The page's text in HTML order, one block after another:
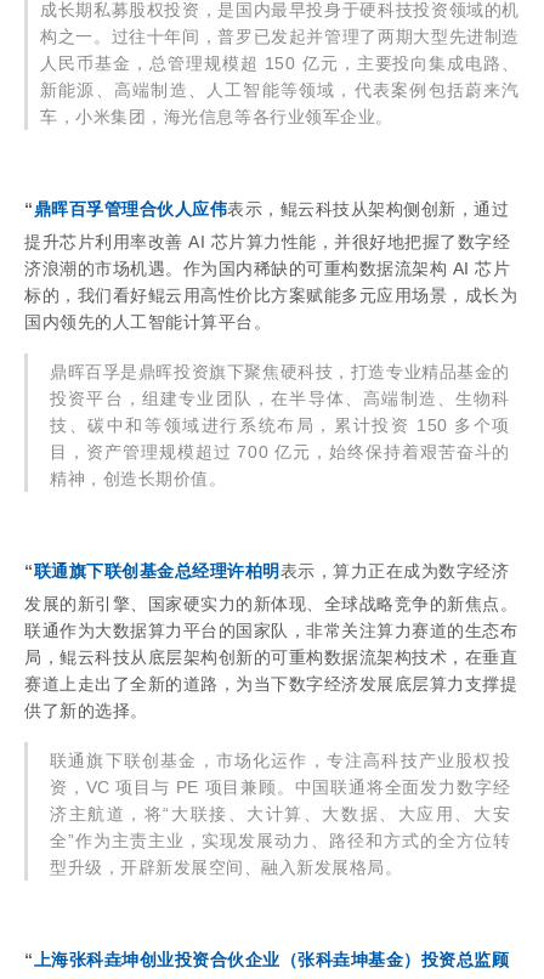
成长期私募股权投资，是国内最早投身于硬科技投资领域的机
构之一。过往十年间，普罗已发起并管理了两期大型先进制造
人民币基金，总管理规模超 150 亿元，主要投向集成电路、
新能源、高端制造、人工智能等领域，代表案例包括蔚来汽
车，小米集团，海光信息等各行业领军企业。
“鼎晖百孚管理合伙人应伟表示，鲲云科技从架构侧创新，通过
提升芯片利用率改善 AI 芯片算力性能，并很好地把握了数字经
济浪潮的市场机遇。作为国内稀缺的可重构数据流架构 AI 芯片
标的，我们看好鲲云用高性价比方案赋能多元应用场景，成长为
国内领先的人工智能计算平台。
鼎晖百孚是鼎晖投资旗下聚焦硬科技，打造专业精品基金的
投资平台，组建专业团队，在半导体、高端制造、生物科
技、碳中和等领域进行系统布局，累计投资 150 多个项
目，资产管理规模超过 700 亿元，始终保持着艰苦奋斗的
精神，创造长期价值。
“联通旗下联创基金总经理许柏明表示，算力正在成为数字经济
发展的新引擎、国家硬实力的新体现、全球战略竞争的新焦点。
联通作为大数据算力平台的国家队，非常关注算力赛道的生态布
局，鲲云科技从底层架构创新的可重构数据流架构技术，在垂直
赛道上走出了全新的道路，为当下数字经济发展底层算力支撑提
供了新的选择。
联通旗下联创基金，市场化运作，专注高科技产业股权投
资，VC 项目与 PE 项目兼顾。中国联通将全面发力数字经
济主航道，将“大联接、大计算、大数据、大应用、大安
全”作为主责主业，实现发展动力、路径和方式的全方位转
型升级，开辟新发展空间、融入新发展格局。
“ 上海张科垚坤创业投资合伙企业（张科垚坤基金）投资总监顾